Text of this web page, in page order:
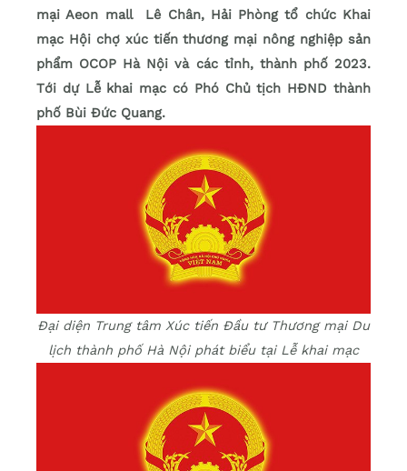
mại Aeon mall Lê Chân, Hải Phòng tổ chức Khai
mạc Hội chợ xúc tiến thương mại nông nghiệp sản
phẩm OCOP Hà Nội và các tỉnh, thành phố 2023.
Tới dự Lễ khai mạc có Phó Chủ tịch HĐND thành
phố Bùi Đức Quang.
Đại diện Trung tâm Xúc tiến Đầu tư Thương mại Du
lịch thành phố Hà Nội phát biểu tại Lễ khai mạc